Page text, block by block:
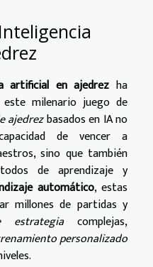
artificial en ajedrez ha
milenario juego de
ajedrezbasados en IA no
de vencer a
sino que también
de aprendizaje y
automático, estas
millones de partidas y
estrategiacomplejas,
personalizado